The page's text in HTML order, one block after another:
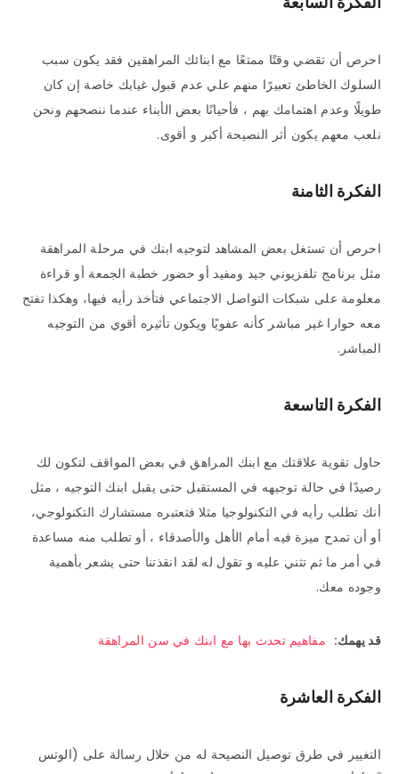
احرص أن تقضي وقتًا ممتعًا مع ابنائك المراهقين فقد يكون سبب
السلوك الخاطئ تعبيرًا منهم علي عدم قبول غيابك خاصة إن كان
طويلًا وعدم اهتمامك بهم ، فأحيانًا بعض الأبناء عندما ننصحهم ونحن
نلعب معهم يكون أثر النصيحة أكبر و أقوى.
الفكرة الثامنة
احرص أن تستغل بعض المشاهد لتوجيه ابنك في مرحلة المراهقة
مثل برنامج تلفزيوني جيد ومفيد أو حضور خطبة الجمعة أو قراءة
معلومة على شبكات التواصل الاجتماعي فتأخذ رأيه فيها، وهكذا تفتح
معه حوارا غير مباشر كأنه عفويًا ويكون تأثيره أقوي من التوجيه
المباشر.
الفكرة التاسعة
حاول تقوية علاقتك مع ابنك المراهق في بعض المواقف لتكون لك
رصيدًا في حالة توجيهه في المستقبل حتى يقبل ابنك التوجيه ، مثل
أنك تطلب رأيه في التكنولوجيا مثلا فتعتبره مستشارك التكنولوجي،
أو أن تمدح ميزة فيه أمام الأهل والأصدقاء ، أو تطلب منه مساعدة
في أمر ما ثم تثني عليه و تقول له لقد انقذتنا حتى يشعر بأهمية
وجوده معك.
قد يهمك: مفاهيم تحدث بها مع ابنك في سن المراهقة
الفكرة العاشرة
التغيير في طرق توصيل النصيحة له من خلال رسالة على (الوتس